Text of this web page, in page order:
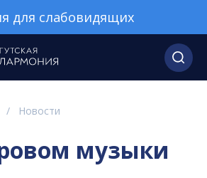
для слабовидящих
/ Новости
музыки